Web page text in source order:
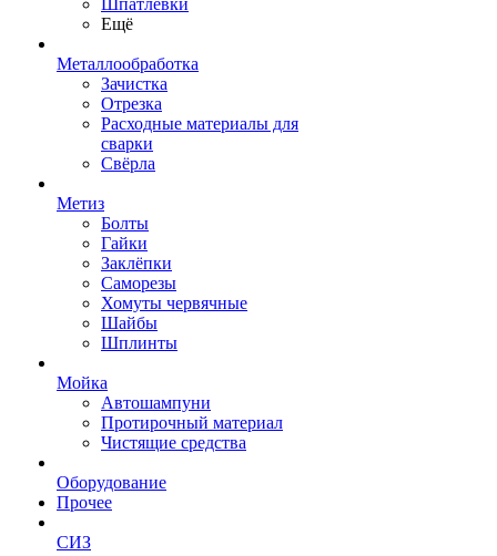
Шпатлевки
Ещё
Металлообработка
Зачистка
Отрезка
Расходные материалы для
сварки
Свёрла
Метиз
Болты
Гайки
Заклёпки
Саморезы
Хомуты червячные
Шайбы
Шплинты
Мойка
Автошампуни
Протирочный материал
Чистящие средства
Оборудование
Прочее
СИЗ